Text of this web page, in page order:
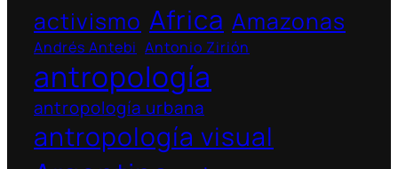
activismo Africa Amazonas
Andrés Antebi Antonio Zirión
antropología
antropología urbana
antropología visual